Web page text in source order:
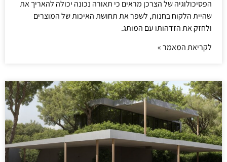
הפסיכולוגיה של הצרכן מראים כי תאורה נכונה יכולה להאריך את
שהיית הלקוח בחנות, לשפר את תחושת האיכות של המוצרים
ולחזק את הזדהותו עם המותג.
לקריאת המאמר »